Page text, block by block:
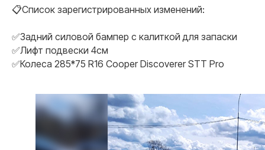
📋Список зарегистрированных изменений:
✅Задний силовой бампер с калиткой для запаски
✅Лифт подвески 4см
✅Колеса 285*75 R16 Cooper Discoverer STT Pro
Почему мы